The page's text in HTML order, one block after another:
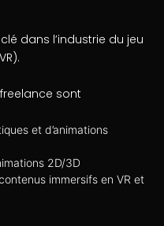
dans l’industrie du jeu
sont
et d’animations
2D/3D
immersifs en VR et